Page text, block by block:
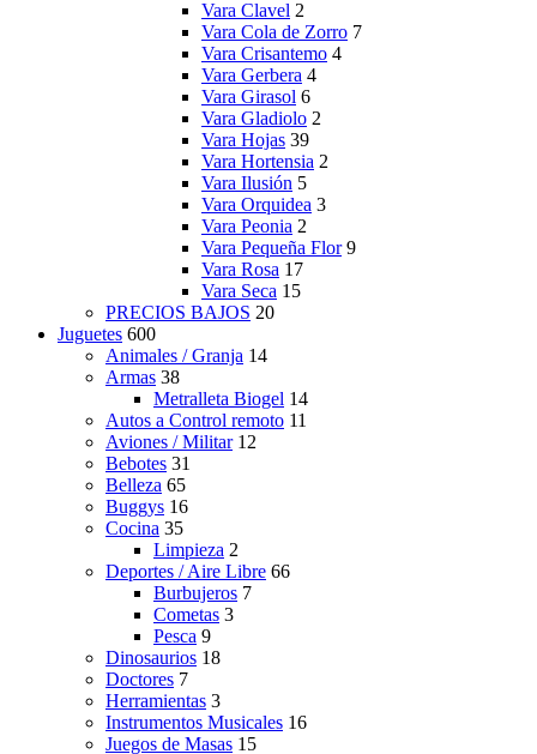
Vara Clavel 2
Vara Cola de Zorro 7
Vara Crisantemo 4
Vara Gerbera 4
Vara Girasol 6
Vara Gladiolo 2
Vara Hojas 39
Vara Hortensia 2
Vara Ilusión 5
Vara Orquidea 3
Vara Peonia 2
Vara Pequeña Flor 9
Vara Rosa 17
Vara Seca 15
PRECIOS BAJOS 20
Juguetes 600
Animales / Granja 14
Armas 38
Metralleta Biogel 14
Autos a Control remoto 11
Aviones / Militar 12
Bebotes 31
Belleza 65
Buggys 16
Cocina 35
Limpieza 2
Deportes / Aire Libre 66
Burbujeros 7
Cometas 3
Pesca 9
Dinosaurios 18
Doctores 7
Herramientas 3
Instrumentos Musicales 16
Juegos de Masas 15